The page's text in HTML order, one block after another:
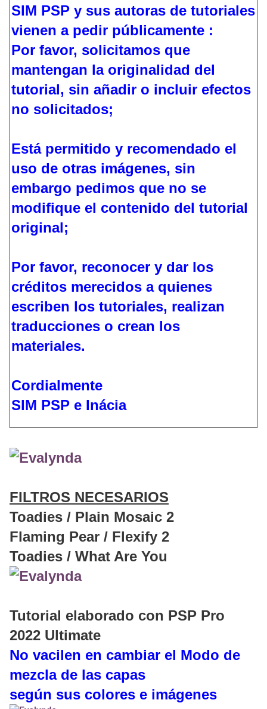
SIM PSP y sus autoras de tutoriales
vienen a pedir públicamente :
Por favor, solicitamos que
mantengan la originalidad del
tutorial, sin añadir o incluir efectos
no solicitados;
Está permitido y recomendado el
uso de otras imágenes, sin
embargo pedimos que no se
modifique el contenido del tutorial
original;
Por favor, reconocer y dar los
créditos merecidos a quienes
escriben los tutoriales, realizan
traducciones o crean los
materiales.
Cordialmente
SIM PSP e Inácia
FILTROS NECESARIOS
Toadies / Plain Mosaic 2
Flaming Pear / Flexify 2
Toadies / What Are You
Tutorial elaborado con PSP Pro
2022 Ultimate
No vacilen en cambiar el Modo de
mezcla de las capas
según sus colores e imágenes